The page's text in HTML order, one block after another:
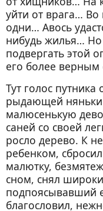
Глава V.
директор. —
Глава VI.
Глава VII.
вступают на
начало
Глава VIII.
Глава IX.
враг. —
Глава Х.
свои штучки
Глава XI.
уйти от врага…
одни… Авось
нибудь жилья…
подвергать этой
его более
Тут голос
рыдающей няньки
малюсенькую
саней со своей
росло дерево. К
ребенком,
малютку,
сном, снял
подпоясывавший
благословил,